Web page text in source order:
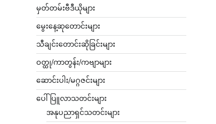
မှတ်တမ်းဗီဒီယိုများ
မွေးနေ့ဆုတောင်းများ
သီချင်းတောင်းဆိုခြင်းများ
ဝတ္ထု/ကာတွန်း/ကဗျာများ
ဆောင်းပါး/မဂ္ဂဇင်းများ
ပေါ်ပြူလာသတင်းများ
အနုပညာရှင်သတင်းများ